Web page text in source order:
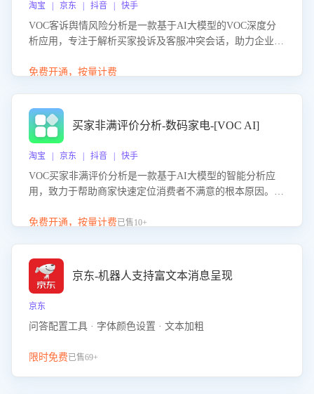
淘宝 | 京东 | 抖音 | 快手
VOC客诉舆情风险分析是一款基于AI大模型的VOC深度分
析应用，专注于解析买家投诉及客服冲突会话，助力企业精
别客户情绪、归因争议根源，并客观评估客服应对合理性与
能力，阻断差评扩散，维护品牌声誉，实现客户满意度的持
续提升。
免费开通，按量计费
买家非满评价分析-数码家电-[VOC AI]
淘宝 | 京东 | 抖音 | 快手
VOC买家非满评价分析是一款基于AI大模型的智能分析应
用，致力于帮助商家快速定位消费者不满意的根本原因。该
客服原因或其它部门原因，明确责任归属，提供可落地的改
改，有效提升客户满意度和店铺整体服务质量。
免费开通，按量计费已售10+
京东-机器人支持富文本消息呈现
京东
问答配置工具 · 字体颜色设置 · 文本加粗
限时免费已售69+